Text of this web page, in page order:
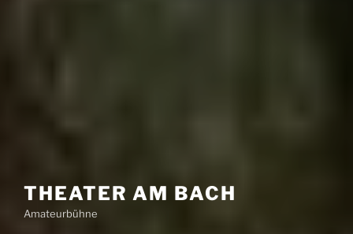
THEATER AM BACH
Amateurbühne